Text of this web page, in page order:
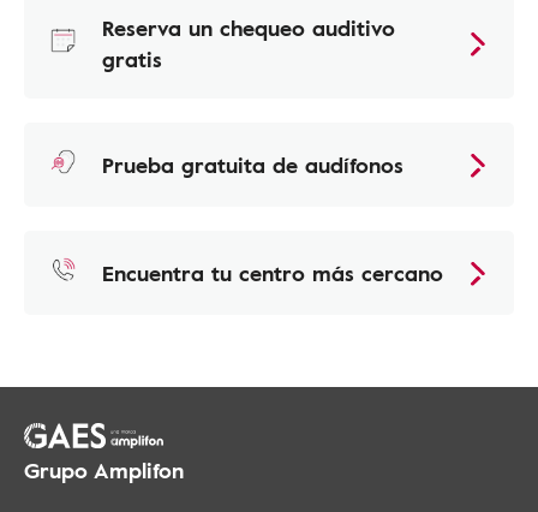
Reserva un chequeo auditivo
gratis
Prueba gratuita de audífonos
Encuentra tu centro más cercano
Grupo Amplifon